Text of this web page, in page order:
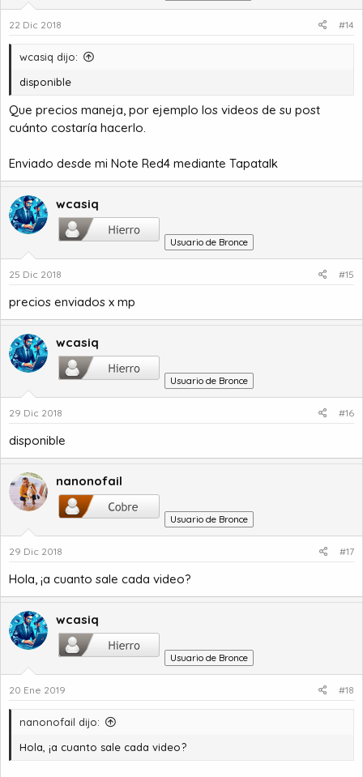
22 Dic 2018 #14
wcasiq dijo:
disponible
Que precios maneja, por ejemplo los videos de su post
cuánto costaría hacerlo.
Enviado desde mi Note Red4 mediante Tapatalk
wcasiq
Usuario de Bronce
25 Dic 2018 #15
precios enviados x mp
wcasiq
Usuario de Bronce
29 Dic 2018 #16
disponible
nanonofail
Usuario de Bronce
29 Dic 2018 #17
Hola, ¡a cuanto sale cada video?
wcasiq
Usuario de Bronce
20 Ene 2019 #18
nanonofail dijo:
Hola, ¡a cuanto sale cada video?